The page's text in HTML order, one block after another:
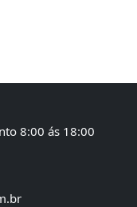
8:00 ás 18:00